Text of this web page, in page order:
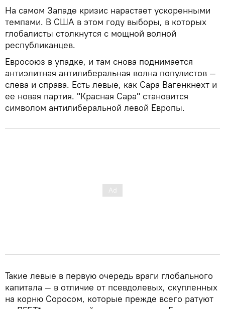
На самом Западе кризис нарастает ускоренными
темпами. В США в этом году выборы, в которых
глобалисты столкнутся с мощной волной
республиканцев.
Евросоюз в упадке, и там снова поднимается
антиэлитная антилиберальная волна популистов —
слева и справа. Есть левые, как Сара Вагенкнехт и
ее новая партия. "Красная Сара" становится
символом антилиберальной левой Европы.
Такие левые в первую очередь враги глобального
капитала — в отличие от псевдолевых, скупленных
на корню Соросом, которые прежде всего ратуют